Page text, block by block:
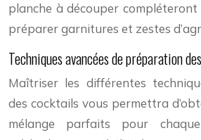
planche à découper
préparer garnitures et zestes
Techniques avancées de préparation
Maîtriser les différentes
des cocktails vous permettra
mélange parfaits pour